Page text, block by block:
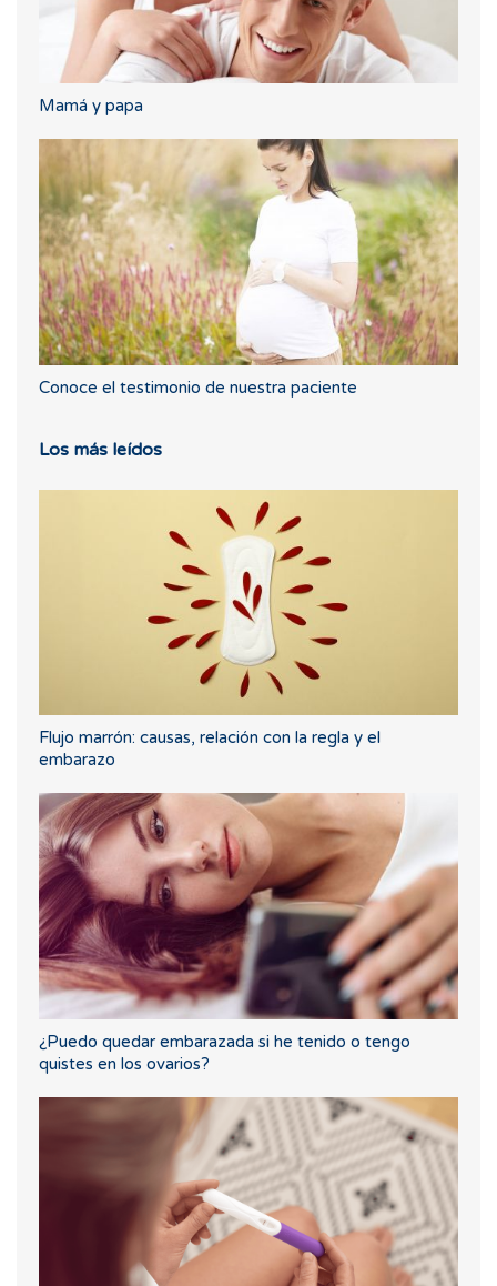
Mamá y papa
Conoce el testimonio de nuestra paciente
Los más leídos
Flujo marrón: causas, relación con la regla y el
embarazo
¿Puedo quedar embarazada si he tenido o tengo
quistes en los ovarios?